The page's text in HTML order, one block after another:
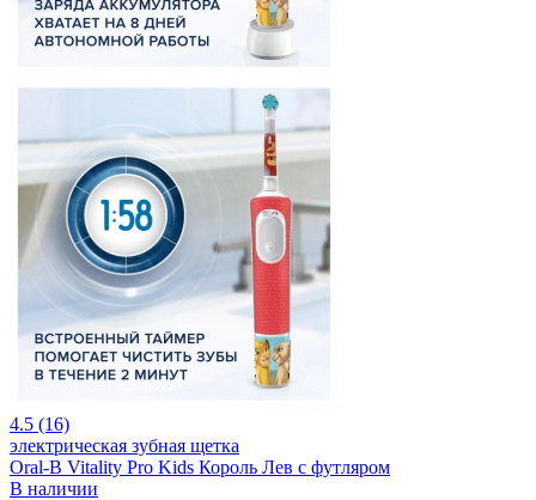
4.5 (16)
электрическая зубная щетка
Oral-B Vitality Pro Kids Король Лев с футляром
В наличии